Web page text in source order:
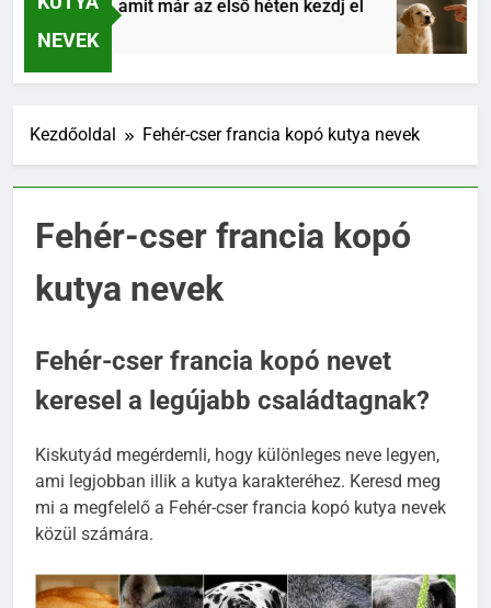
NEVEK
amit már az első héten kezdj el
Kezdőoldal Fehér-cser francia kopó kutya nevek
Fehér-cser francia kopó
kutya nevek
Fehér-cser francia kopó nevet
keresel a legújabb családtagnak?
Kiskutyád megérdemli, hogy különleges neve legyen,
ami legjobban illik a kutya karakteréhez. Keresd meg
mi a megfelelő a Fehér-cser francia kopó kutya nevek
közül számára.